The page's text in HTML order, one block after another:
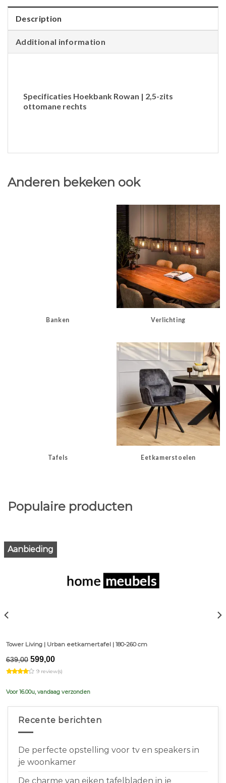
Description
Additional information
Specificaties Hoekbank Rowan | 2,5-zits
ottomane rechts
Anderen bekeken ook
Banken Verlichting
Tafels Eetkamerstoelen
Populaire producten
Aanbieding
Tower Living | Urban eetkamertafel | 180-260 cm
639,00 Original
price
was:
599,00Current
is:
9 review(s)
Voor 16.00u, vandaag verzonden
Recente berichten
De perfecte opstelling voor tv en speakers in
je woonkamer
De charme van eiken tafelbladen in je